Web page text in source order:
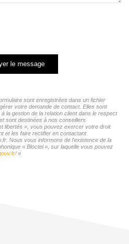
le message
sont enregistrées dans un fichier
votre demande de contact. Elles sont
la gestion de la relation client dans le respect
sont destinées à nos conseillers
libertés », vous pouvez exercer votre droit
et les faire rectifier en contactant
Nous vous informons de l'existence de la
« Bloctel », sur laquelle vous pouvez
»